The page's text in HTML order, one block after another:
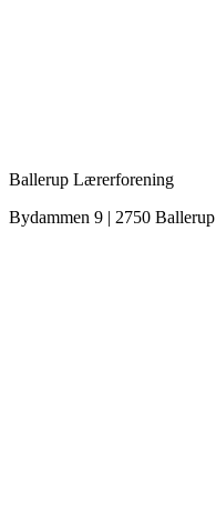
Ballerup Lærerforening
Bydammen 9 | 2750 Ballerup